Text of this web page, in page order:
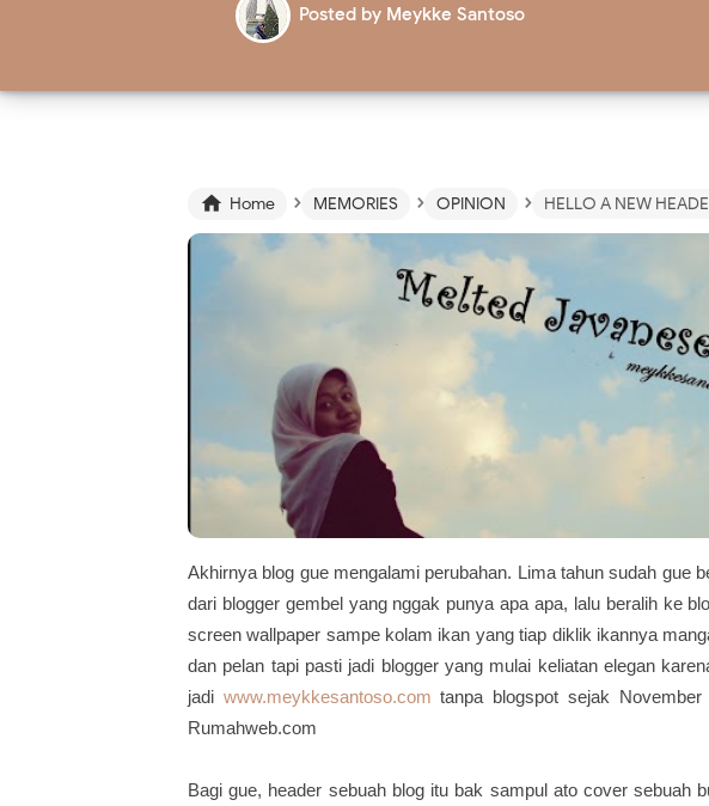
Posted by Meykke Santoso
 Home › MEMORIES › OPINION › HELLO A NEW
Akhirnya blog gue mengalami perubahan. Lima tahun sudah gue
dari blogger gembel yang nggak punya apa apa, lalu beralih ke
screen wallpaper sampe kolam ikan yang tiap diklik ikannya
dan pelan tapi pasti jadi blogger yang mulai keliatan elegan
jadi www.meykkesantoso.com tanpa blogspot sejak
Rumahweb.com
Bagi gue, header sebuah blog itu bak sampul ato cover sebuah